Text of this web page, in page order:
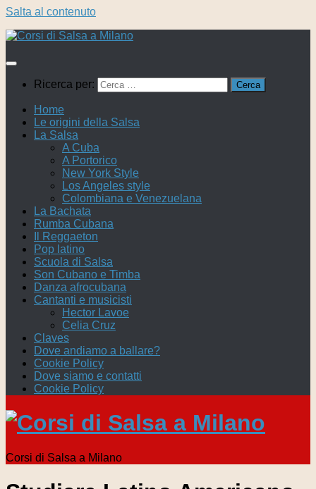
Salta al contenuto
Ricerca per:
Home
Le origini della Salsa
La Salsa
A Cuba
A Portorico
New York Style
Los Angeles style
Colombiana e Venezuelana
La Bachata
Rumba Cubana
Il Reggaeton
Pop latino
Scuola di Salsa
Son Cubano e Timba
Danza afrocubana
Cantanti e musicisti
Hector Lavoe
Celia Cruz
Claves
Dove andiamo a ballare?
Cookie Policy
Dove siamo e contatti
Cookie Policy
Corsi di Salsa a Milano